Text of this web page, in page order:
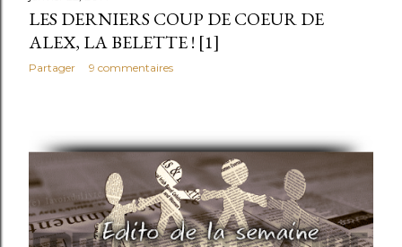
LES DERNIERS COUP DE COEUR DE
ALEX, LA BELETTE ! [1]
Partager 9 commentaires